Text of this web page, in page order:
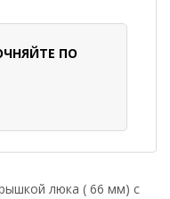
ПО
люка ( 66 мм) с